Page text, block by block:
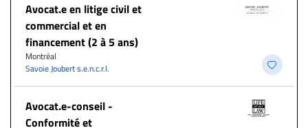
Avocat.e en litige civil et
commercial et en
financement (2 à 5 ans)
Montréal
Savoie Joubert s.e.n.c.r.l.
​Avocat.e-conseil -
Conformité et